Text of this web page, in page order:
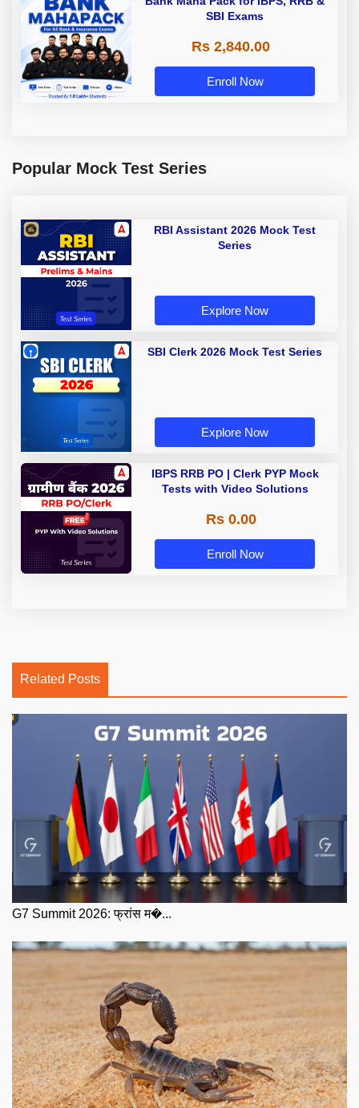
SBI Exams
Rs 2,840.00
Enroll Now
Popular Mock Test Series
RBI Assistant 2026 Mock Test
Series
Explore Now
SBI Clerk 2026 Mock Test Series
Explore Now
IBPS RRB PO | Clerk PYP Mock
Tests with Video Solutions
Rs 0.00
Enroll Now
Related Posts
G7 Summit 2026: फ्रांस म�...